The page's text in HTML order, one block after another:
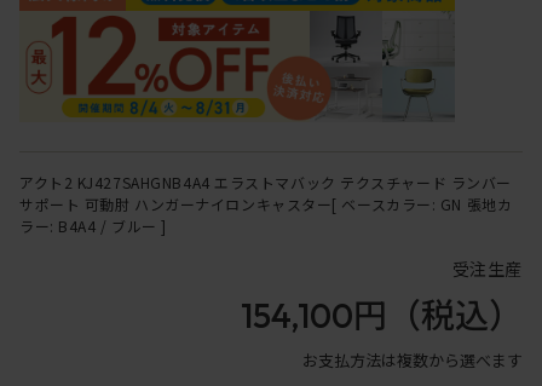
アクト2 KJ427SAHGNB4A4 エラストマバック テクスチャード ランバー
サポート 可動肘 ハンガーナイロンキャスター[ ベースカラー: GN 張地カ
ラー: B4A4 / ブルー ]
受注生産
154,100円 （税込）
お支払方法は複数から選べます